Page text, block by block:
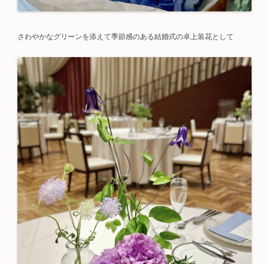
さわやかなグリーンを添えて季節感のある結婚式の卓上装花として